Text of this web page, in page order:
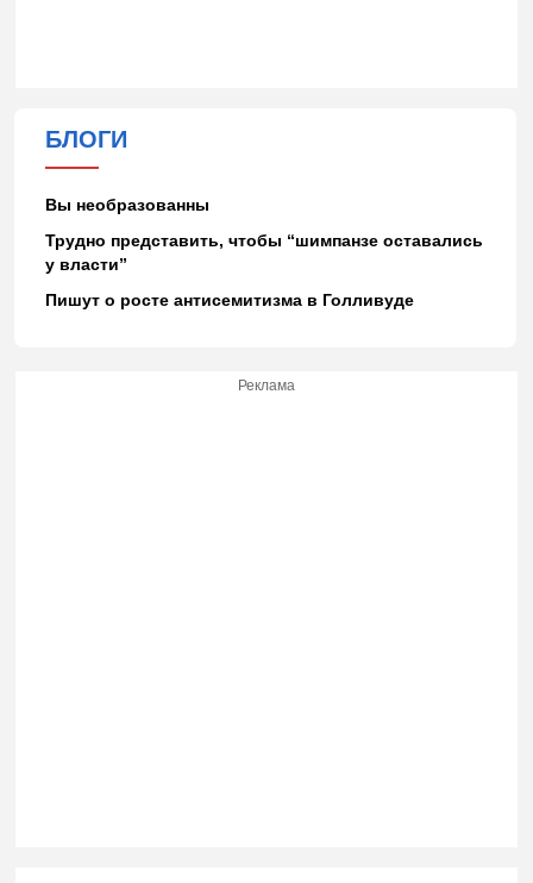
БЛОГИ
Вы необразованны
Трудно представить, чтобы “шимпанзе оставались
у власти”
Пишут о росте антисемитизма в Голливуде
Реклама